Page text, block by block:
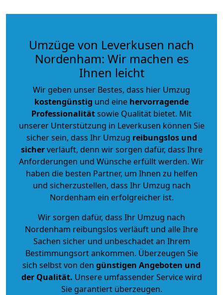
Umzüge von Leverkusen nach
Nordenham: Wir machen es
Ihnen leicht
Wir geben unser Bestes, dass hier Umzug
kostengünstig und eine hervorragende
Professionalitätsowie Qualität bietet. Mit
unserer Unterstützung in Leverkusen können Sie
sicher sein, dass Ihr Umzug reibungslos und
sicherverläuft, denn wir sorgen dafür, dass Ihre
Anforderungen und Wünsche erfüllt werden. Wir
haben die besten Partner, um Ihnen zu helfen
und sicherzustellen, dass Ihr Umzug nach
Nordenham ein erfolgreicher ist.
Wir sorgen dafür, dass Ihr Umzug nach
Nordenham reibungslos verläuft und alle Ihre
Sachen sicher und unbeschadet an Ihrem
Bestimmungsort ankommen. Überzeugen Sie
sich selbst von den günstigen Angeboten und
der Qualität. Unsere umfassender Service wird
Sie garantiert überzeugen.